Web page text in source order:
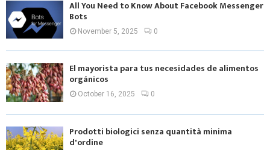
All You Need to Know About Facebook Messenger
Bots
November 5, 2025 0
El mayorista para tus necesidades de alimentos
orgánicos
October 16, 2025 0
Prodotti biologici senza quantità minima
d'ordine